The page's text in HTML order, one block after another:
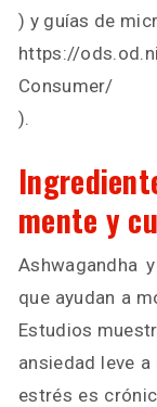
) y guías de
https://
Consumer/
).
mente y
Ashwagandha
que ayudan a
Estudios
ansiedad leve
estrés es